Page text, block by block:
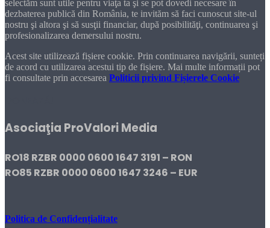
selectăm sunt utile pentru viaţa ta şi se pot dovedi necesare în
dezbaterea publică din România, te invităm să faci cunoscut site-ul
nostru şi altora şi să susţii financiar, după posibilităţi, continuarea şi
profesionalizarea demersului nostru.
Acest site utilizează fișiere cookie. Prin continuarea navigării, sunteți
de acord cu utilizarea acestui tip de fișiere. Mai multe informații pot
fi consultate prin accesarea Politicii privind Fișierele Cookie
Asociaţia ProValori Media
RO18 RZBR 0000 0600 1647 3191 – RON
RO85 RZBR 0000 0600 1647 3246 – EUR
Politica de Confidențialitate